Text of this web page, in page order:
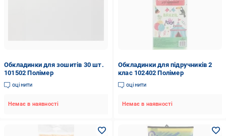
Обкладинки для зошитів 30 шт.
101502 Полімер
оцінити
Немає в наявності
Обкладинки для підручників 2
клас 102402 Полімер
оцінити
Немає в наявності